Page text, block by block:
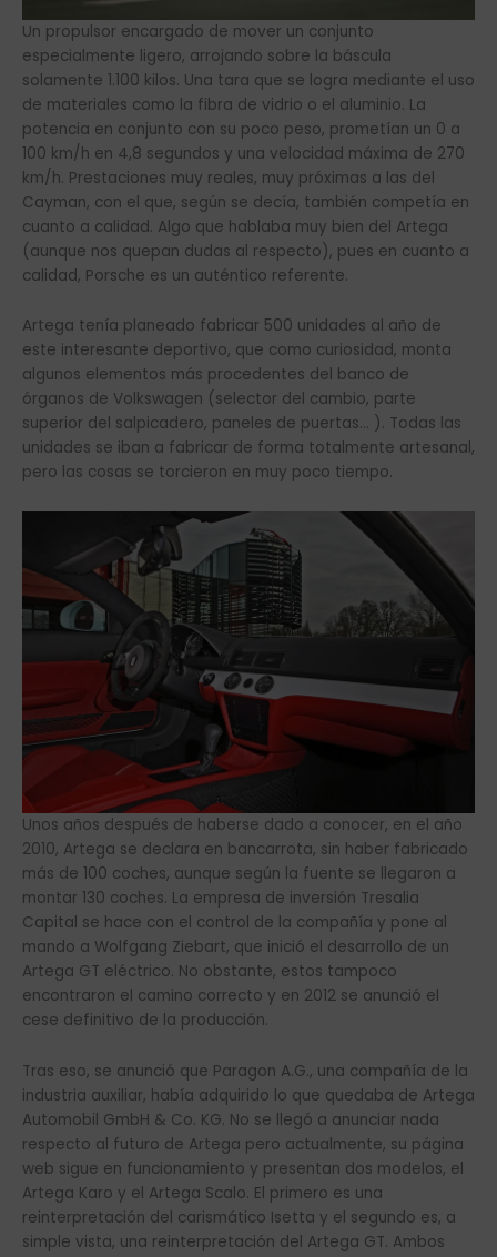
Un propulsor encargado de mover un conjunto
especialmente ligero, arrojando sobre la báscula
solamente 1.100 kilos. Una tara que se logra mediante el uso
de materiales como la fibra de vidrio o el aluminio. La
potencia en conjunto con su poco peso, prometían un 0 a
100 km/h en 4,8 segundos y una velocidad máxima de 270
km/h. Prestaciones muy reales, muy próximas a las del
Cayman, con el que, según se decía, también competía en
cuanto a calidad. Algo que hablaba muy bien del Artega
(aunque nos quepan dudas al respecto), pues en cuanto a
calidad, Porsche es un auténtico referente.
Artega tenía planeado fabricar 500 unidades al año de
este interesante deportivo, que como curiosidad, monta
algunos elementos más procedentes del banco de
órganos de Volkswagen (selector del cambio, parte
superior del salpicadero, paneles de puertas… ). Todas las
unidades se iban a fabricar de forma totalmente artesanal,
pero las cosas se torcieron en muy poco tiempo.
Unos años después de haberse dado a conocer, en el año
2010, Artega se declara en bancarrota, sin haber fabricado
más de 100 coches, aunque según la fuente se llegaron a
montar 130 coches. La empresa de inversión Tresalia
Capital se hace con el control de la compañía y pone al
mando a Wolfgang Ziebart, que inició el desarrollo de un
Artega GT eléctrico. No obstante, estos tampoco
encontraron el camino correcto y en 2012 se anunció el
cese definitivo de la producción.
Tras eso, se anunció que Paragon A.G., una compañía de la
industria auxiliar, había adquirido lo que quedaba de Artega
Automobil GmbH & Co. KG. No se llegó a anunciar nada
respecto al futuro de Artega pero actualmente, su página
web sigue en funcionamiento y presentan dos modelos, el
Artega Karo y el Artega Scalo. El primero es una
reinterpretación del carismático Isetta y el segundo es, a
simple vista, una reinterpretación del Artega GT. Ambos